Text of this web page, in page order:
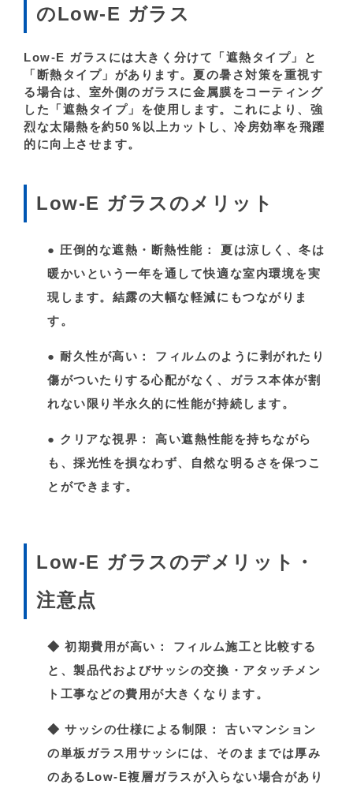
のLow-E ガラス
Low-E ガラスには大きく分けて「遮熱タイプ」と
「断熱タイプ」があります。夏の暑さ対策を重視す
る場合は、室外側のガラスに金属膜をコーティング
した「遮熱タイプ」を使用します。これにより、強
烈な太陽熱を約50％以上カットし、冷房効率を飛躍
的に向上させます。
Low-E ガラスのメリット
● 圧倒的な遮熱・断熱性能：
夏は涼しく、冬は
暖かいという一年を通して快適な室内環境を実
現します。結露の大幅な軽減にもつながりま
す。
●耐久性が高い：
フィルムのように剥がれたり
傷がついたりする心配がなく、ガラス本体が割
れない限り半永久的に性能が持続します。
● クリアな視界：
高い遮熱性能を持ちながら
も、採光性を損なわず、自然な明るさを保つこ
とができます。
Low-E ガラスのデメリット・
注意点
◆初期費用が高い：
フィルム施工と比較する
と、製品代およびサッシの交換・アタッチメン
ト工事などの費用が大きくなります。
◆サッシの仕様による制限：
古いマンション
の単板ガラス用サッシには、そのままでは厚み
のあるLow-E複層ガラスが入らない場合があり